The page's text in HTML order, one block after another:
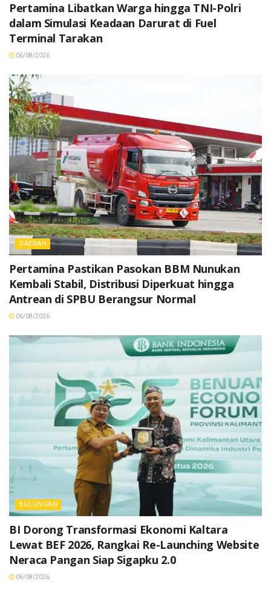
Pertamina Libatkan Warga hingga TNI-Polri
dalam Simulasi Keadaan Darurat di Fuel
Terminal Tarakan
06/08/2026
DAERAH
Pertamina Pastikan Pasokan BBM Nunukan
Kembali Stabil, Distribusi Diperkuat hingga
Antrean di SPBU Berangsur Normal
06/08/2026
BULUNGAN
BI Dorong Transformasi Ekonomi Kaltara
Lewat BEF 2026, Rangkai Re-Launching Website
Neraca Pangan Siap Sigapku 2.0
06/08/2026